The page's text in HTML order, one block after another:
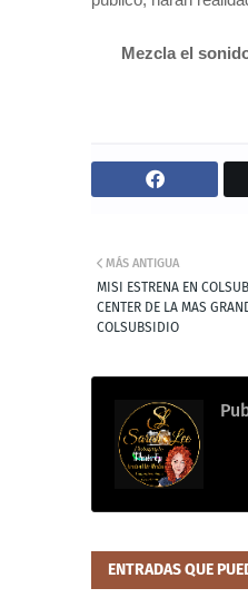
Mezcla el
MÁS ANTIGUA
MISI ESTRENA EN
CENTER DE LA MAS
COLSUBSIDIO
ENTRADAS QUE